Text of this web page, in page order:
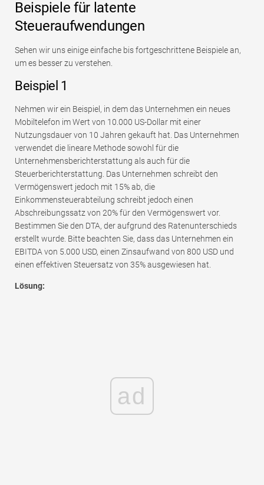
Beispiele für latente
Steueraufwendungen
Sehen wir uns einige einfache bis fortgeschrittene Beispiele an,
um es besser zu verstehen.
Beispiel 1
Nehmen wir ein Beispiel, in dem das Unternehmen ein neues
Mobiltelefon im Wert von 10.000 US-Dollar mit einer
Nutzungsdauer von 10 Jahren gekauft hat. Das Unternehmen
verwendet die lineare Methode sowohl für die
Unternehmensberichterstattung als auch für die
Steuerberichterstattung. Das Unternehmen schreibt den
Vermögenswert jedoch mit 15% ab, die
Einkommensteuerabteilung schreibt jedoch einen
Abschreibungssatz von 20% für den Vermögenswert vor.
Bestimmen Sie den DTA, der aufgrund des Ratenunterschieds
erstellt wurde. Bitte beachten Sie, dass das Unternehmen ein
EBITDA von 5.000 USD, einen Zinsaufwand von 800 USD und
einen effektiven Steuersatz von 35% ausgewiesen hat.
Lösung:
ad